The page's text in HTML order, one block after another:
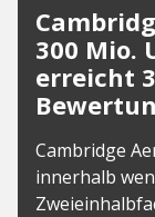
300 Mio.
erreicht
Cambridge
innerhalb